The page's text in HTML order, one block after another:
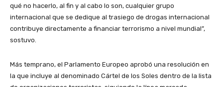
qué no hacerlo, al fin y al cabo lo son, cualquier grupo
internacional que se dedique al trasiego de drogas internacional
contribuye directamente a financiar terrorismo a nivel mundial”,
sostuvo.
Más temprano, el Parlamento Europeo aprobó una resolución en
la que incluye al denominado Cártel de los Soles dentro de la lista